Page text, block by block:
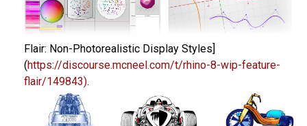
Flair: Non-Photorealistic Display Styles]
(https://discourse.mcneel.com/t/rhino-8-wip-feature-
flair/149843).